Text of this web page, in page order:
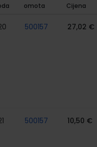
omota
Cijena
500157 27,02 €
500157 10,50 €